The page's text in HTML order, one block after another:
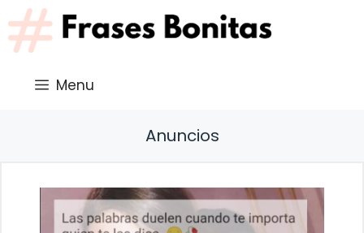
Saltar
al
contenido
Menu
Anuncios